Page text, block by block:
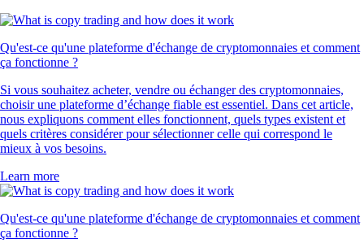
Qu'est-ce qu'une plateforme d'échange de cryptomonnaies et comment
ça fonctionne ?
Si vous souhaitez acheter, vendre ou échanger des cryptomonnaies,
choisir une plateforme d’échange fiable est essentiel. Dans cet article,
nous expliquons comment elles fonctionnent, quels types existent et
quels critères considérer pour sélectionner celle qui correspond le
mieux à vos besoins.
Learn more
Qu'est-ce qu'une plateforme d'échange de cryptomonnaies et comment
ça fonctionne ?